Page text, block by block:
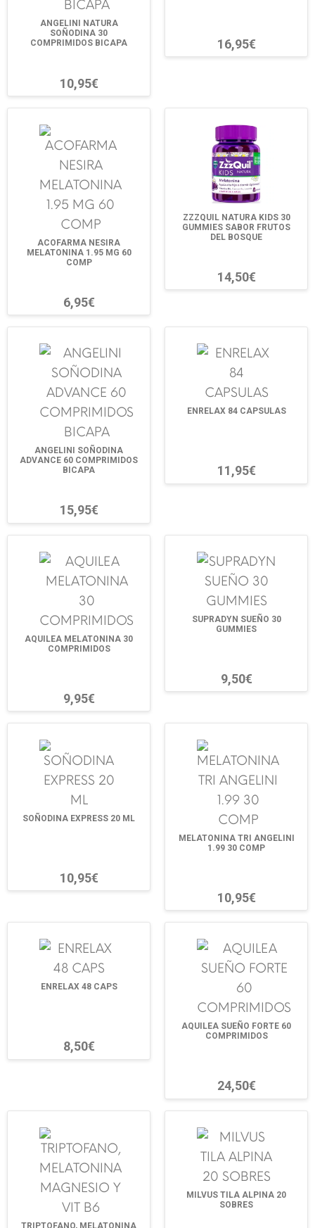
ANGELINI NATURA
SOÑODINA 30
COMPRIMIDOS BICAPA
10,95€
16,95€
ACOFARMA NESIRA
MELATONINA 1.95 MG 60
COMP
6,95€
ZZZQUIL NATURA KIDS 30
GUMMIES SABOR FRUTOS
DEL BOSQUE
14,50€
ANGELINI SOÑODINA
ADVANCE 60 COMPRIMIDOS
BICAPA
15,95€
ENRELAX 84 CAPSULAS
11,95€
AQUILEA MELATONINA 30
COMPRIMIDOS
9,95€
SUPRADYN SUEÑO 30
GUMMIES
9,50€
SOÑODINA EXPRESS 20 ML
10,95€
MELATONINA TRI ANGELINI
1.99 30 COMP
10,95€
ENRELAX 48 CAPS
8,50€
AQUILEA SUEÑO FORTE 60
COMPRIMIDOS
24,50€
TRIPTOFANO, MELATONINA
MILVUS TILA ALPINA 20
SOBRES